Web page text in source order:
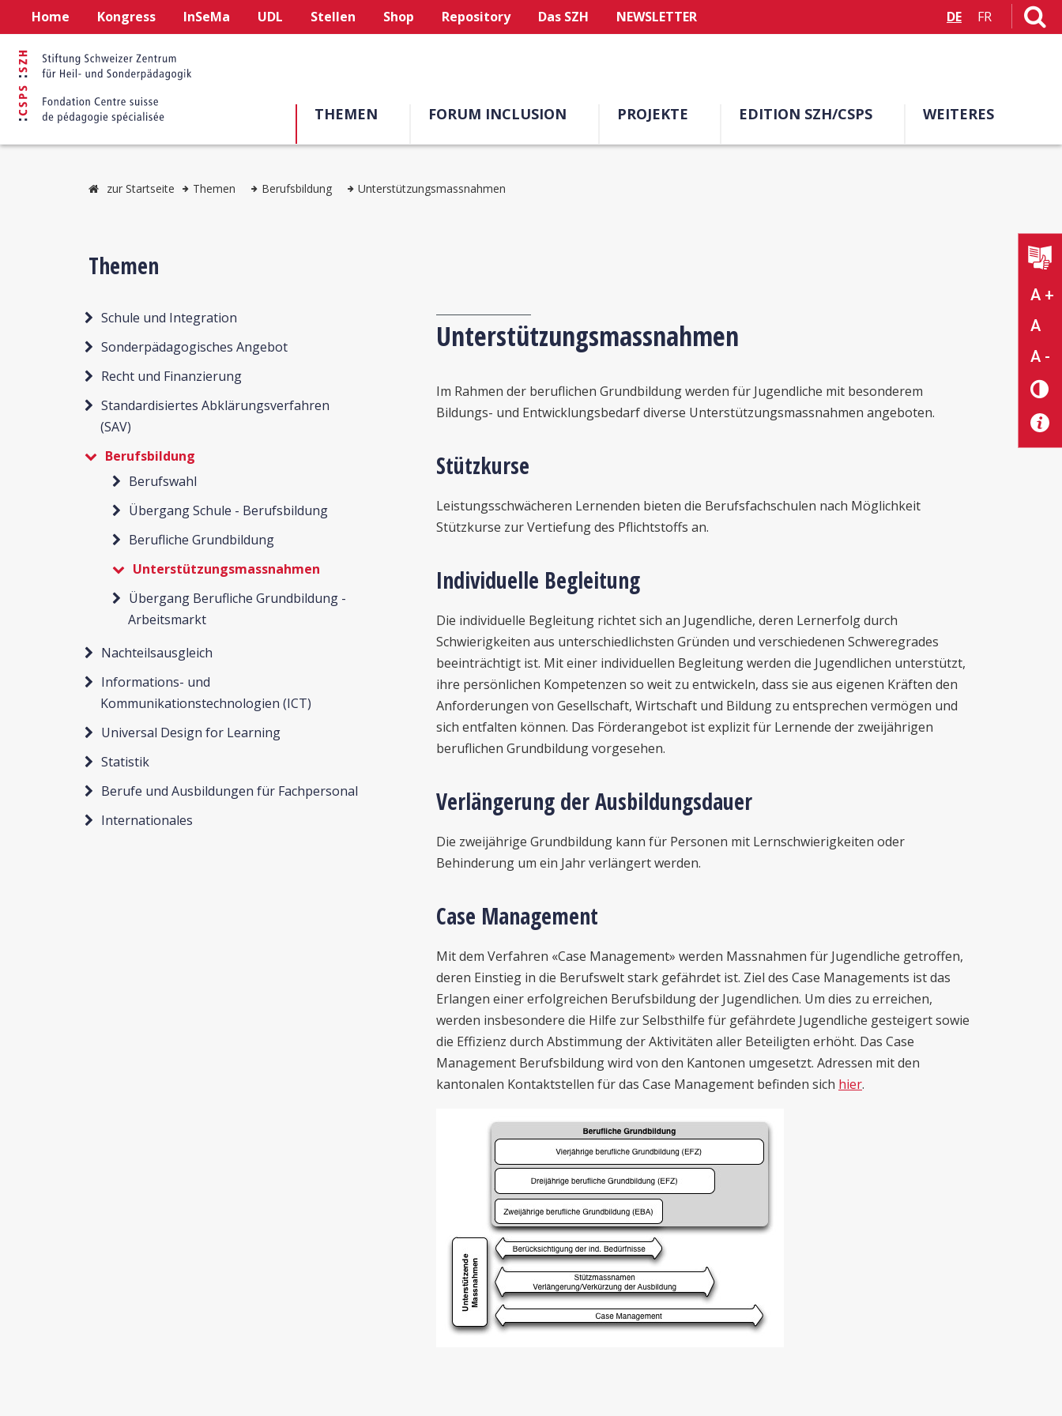
Home Kongress InSeMa UDL Stellen Shop Repository Das SZH NEWSLETTER DE FR
THEMEN FORUM INCLUSION PROJEKTE EDITION SZH/CSPS WEITERES
A +
A
A -
zur Startseite Themen Berufsbildung Unterstützungsmassnahmen
Themen
Schule und Integration
Sonderpädagogisches Angebot
Recht und Finanzierung
Standardisiertes Abklärungsverfahren
(SAV)
Berufsbildung
Berufswahl
Übergang Schule - Berufsbildung
Berufliche Grundbildung
Unterstützungsmassnahmen
Übergang Berufliche Grundbildung -
Arbeitsmarkt
Nachteilsausgleich
Informations- und
Kommunikationstechnologien (ICT)
Universal Design for Learning
Statistik
Berufe und Ausbildungen für Fachpersonal
Internationales
Unterstützungsmassnahmen
Im Rahmen der beruflichen Grundbildung werden für Jugendliche mit besonderem
Bildungs- und Entwicklungsbedarf diverse Unterstützungsmassnahmen angeboten.
Stützkurse
Leistungsschwächeren Lernenden bieten die Berufsfachschulen nach Möglichkeit
Stützkurse zur Vertiefung des Pflichtstoffs an.
Individuelle Begleitung
Die individuelle Begleitung richtet sich an Jugendliche, deren Lernerfolg durch
Schwierigkeiten aus unterschiedlichsten Gründen und verschiedenen Schweregrades
beeinträchtigt ist. Mit einer individuellen Begleitung werden die Jugendlichen unterstützt,
ihre persönlichen Kompetenzen so weit zu entwickeln, dass sie aus eigenen Kräften den
Anforderungen von Gesellschaft, Wirtschaft und Bildung zu entsprechen vermögen und
sich entfalten können. Das Förderangebot ist explizit für Lernende der zweijährigen
beruflichen Grundbildung vorgesehen.
Verlängerung der Ausbildungsdauer
Die zweijährige Grundbildung kann für Personen mit Lernschwierigkeiten oder
Behinderung um ein Jahr verlängert werden.
Case Management
Mit dem Verfahren «Case Management» werden Massnahmen für Jugendliche getroffen,
deren Einstieg in die Berufswelt stark gefährdet ist. Ziel des Case Managements ist das
Erlangen einer erfolgreichen Berufsbildung der Jugendlichen. Um dies zu erreichen,
werden insbesondere die Hilfe zur Selbsthilfe für gefährdete Jugendliche gesteigert sowie
die Effizienz durch Abstimmung der Aktivitäten aller Beteiligten erhöht. Das Case
Management Berufsbildung wird von den Kantonen umgesetzt. Adressen mit den
kantonalen Kontaktstellen für das Case Management befinden sich hier.